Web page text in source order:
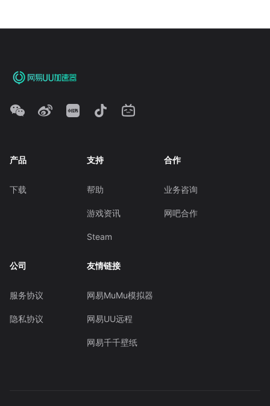
产品
下载
支持
帮助
游戏资讯
Steam
合作
业务咨询
网吧合作
公司
服务协议
隐私协议
友情链接
网易MuMu模拟器
网易UU远程
网易千千壁纸